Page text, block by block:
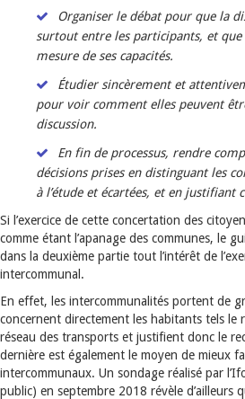
Organiser le débat pour que la
surtout entre les participants, et
mesure de ses capacités.
Étudier sincèrement et
pour voir comment elles peuvent
discussion.
En fin de processus, rendre
décisions prises en distinguant les
à l’étude et écartées, et en justifiant
Si l’exercice de cette concertation des
comme étant l’apanage des communes, le
dans la deuxième partie tout l’intérêt de
intercommunal.
En effet, les intercommunalités portent de
concernent directement les habitants tels le
réseau des transports et justifient donc le
dernière est également le moyen de mieux
intercommunaux. Un sondage réalisé par
public) en septembre 2018 révèle d’ailleurs